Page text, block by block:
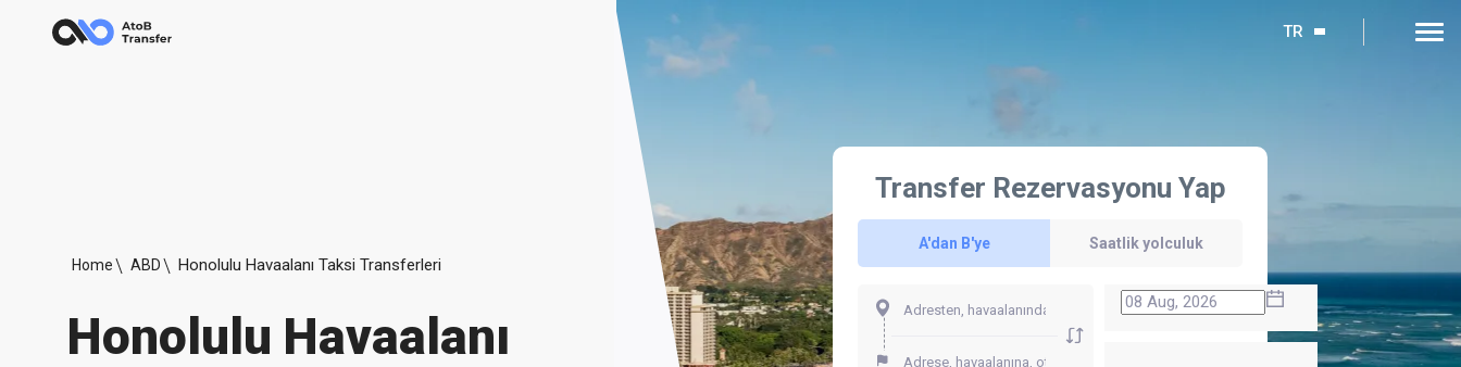
TR
Home ABD Honolulu Havaalanı Taksi Transferleri
Honolulu Havaalanı
Transfer Rezervasyonu Yap
A'dan B'ye Saatlik yolculuk